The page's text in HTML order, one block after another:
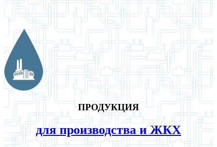
ПРОДУКЦИЯ
для производства и ЖКХ